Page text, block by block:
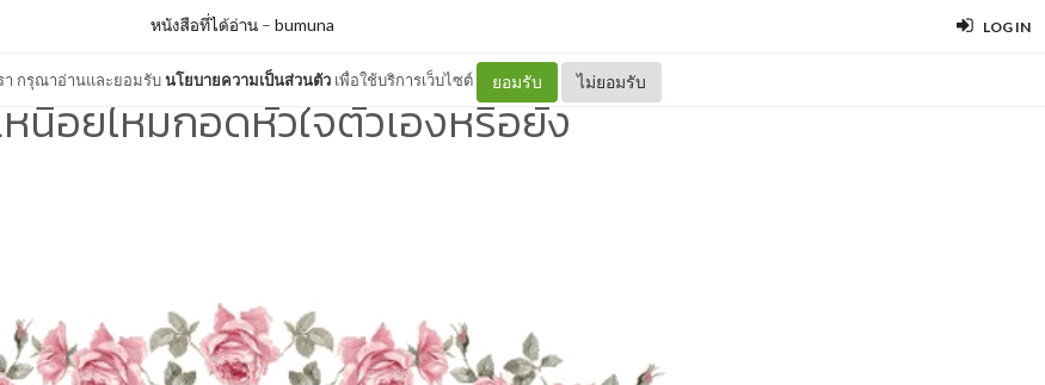
LOG IN
า กรุณาอ่านและยอมรับนโยบายความเป็นส่วนตัว เพื่อใช้บริการเว็บไซต์ ยอมรับ ไม่ยอมรับ
หนังสือที่ได้อ่าน – bumuna
หนื่อยไหมกอดหัวใจตัวเองหรือยัง